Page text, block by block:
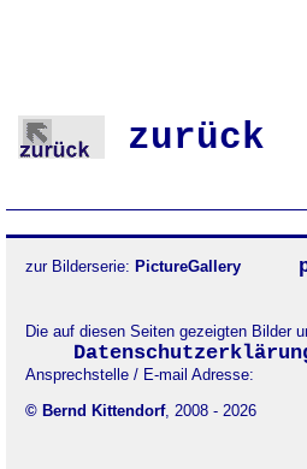
zurück
zur Bilderserie: PictureGallery
Die auf diesen Seiten gezeigten Bilder
Ansprechstelle / E-mail Adresse:
© Bernd Kittendorf, 2008 - 2026